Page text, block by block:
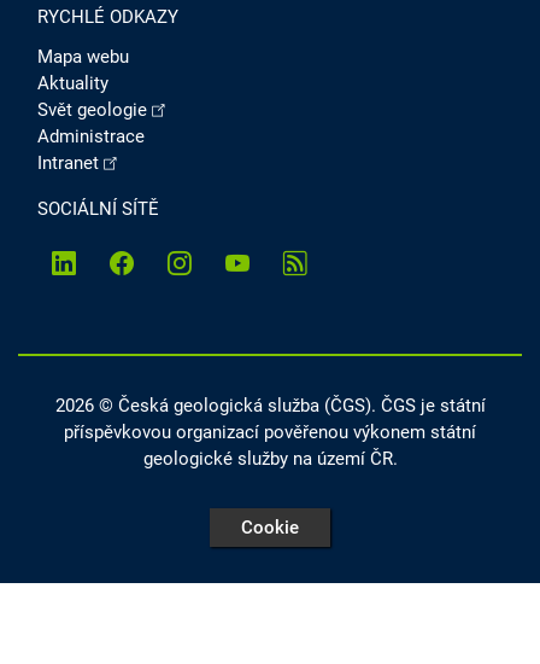
RYCHLÉ ODKAZY
Mapa webu
Aktuality
Svět geologie
Administrace
Intranet
SOCIÁLNÍ SÍTĚ
2026 © Česká geologická služba(ČGS). ČGS je státní
příspěvkovou organizací pověřenou výkonem státní
geologické služby na území ČR.
Cookie